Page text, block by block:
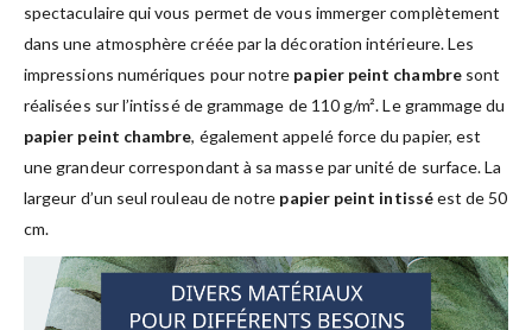
spectaculaire qui vous permet de vous immerger complètement
dans une atmosphère créée par la décoration intérieure. Les
impressions numériques pour notre papier peint chambresont
réalisées sur l’intissé de grammage de 110 g/m². Le grammage du
papier peint chambre, également appelé force du papier, est
une grandeur correspondant à sa masse par unité de surface. La
largeur d’un seul rouleau de notre papier peint intisséest de 50
cm.